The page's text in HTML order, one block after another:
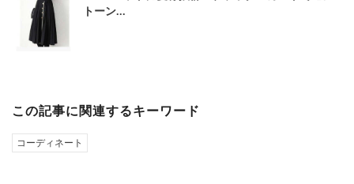
トーン...
この記事に関連するキーワード
コーディネート